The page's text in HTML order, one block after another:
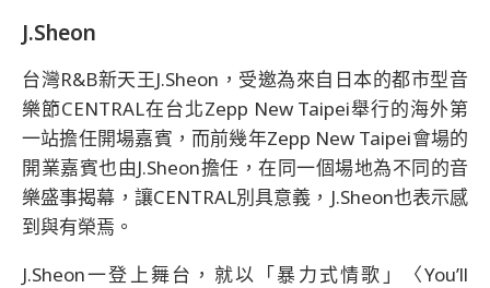
J.Sheon
台灣R&B新天王J.Sheon，受邀為來自日本的都市型音
樂節CENTRAL在台北Zepp New Taipei舉行的海外第
一站擔任開場嘉賓，而前幾年Zepp New Taipei會場的
開業嘉賓也由J.Sheon擔任，在同一個場地為不同的音
樂盛事揭幕，讓CENTRAL別具意義，J.Sheon也表示感
到與有榮焉。
J.Sheon一登上舞台，就以「暴力式情歌」〈You’ll